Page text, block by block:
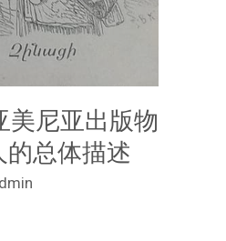
美尼亚出版物
总体描述